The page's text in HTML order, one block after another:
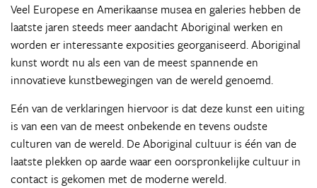
Veel Europese en Amerikaanse musea en galeries hebben de
laatste jaren steeds meer aandacht Aboriginal werken en
worden er interessante exposities georganiseerd. Aboriginal
kunst wordt nu als een van de meest spannende en
innovatieve kunstbewegingen van de wereld genoemd.
Eén van de verklaringen hiervoor is dat deze kunst een uiting
is van een van de meest onbekende en tevens oudste
culturen van de wereld. De Aboriginal cultuur is één van de
laatste plekken op aarde waar een oorspronkelijke cultuur in
contact is gekomen met de moderne wereld.